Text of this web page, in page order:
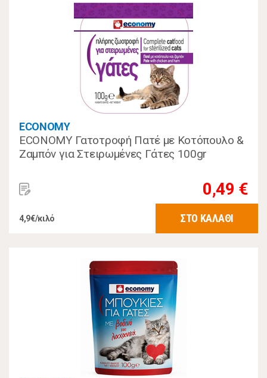
ECONOMY
ECONOMY Γατοτροφή Πατέ με Κοτόπουλο &
Ζαμπόν για Στειρωμένες Γάτες 100gr
0,49 €
4,9€/κιλό ΣΤΟ ΚΑΛΑΘΙ